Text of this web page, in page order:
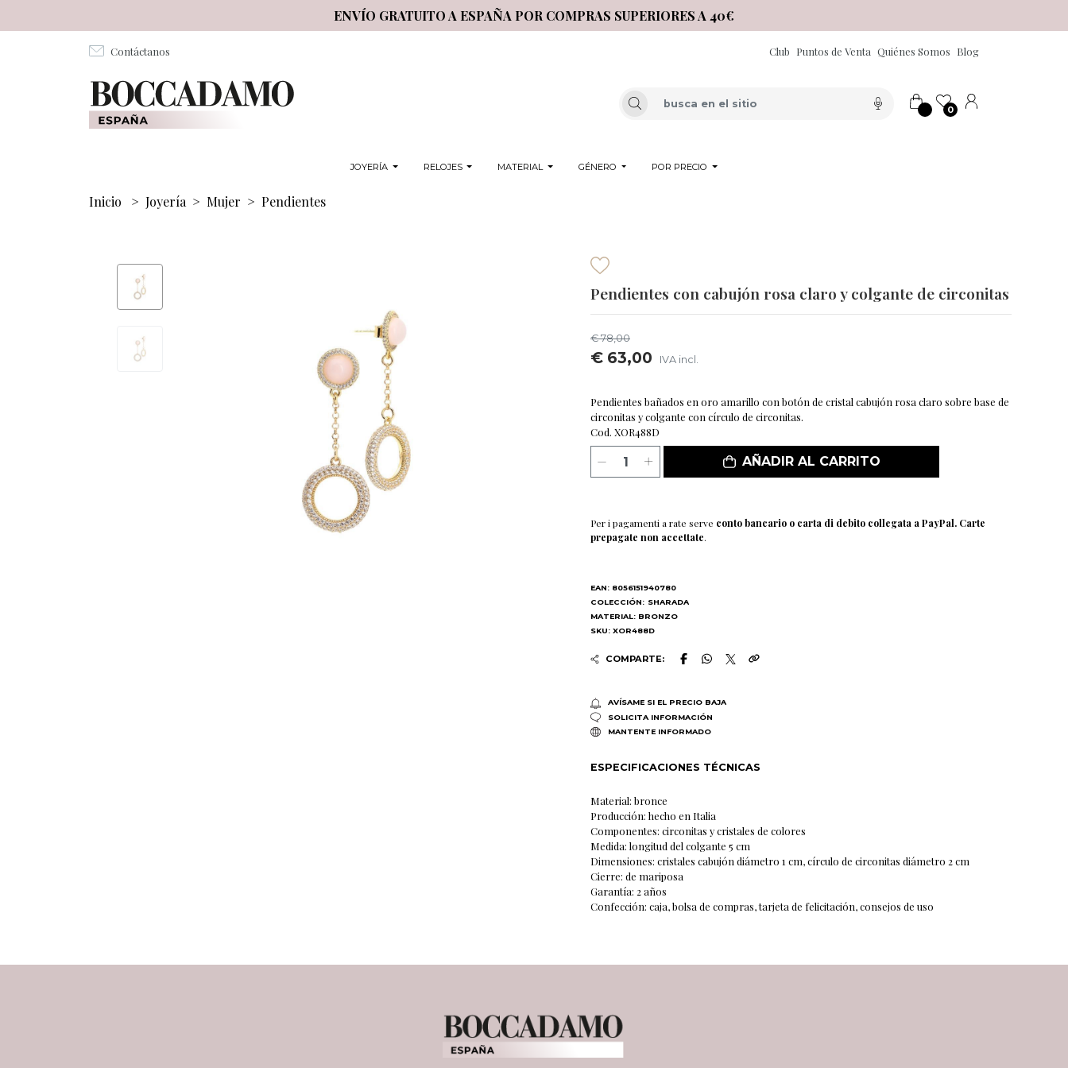
ENVÍO GRATUITO A ESPAÑA POR COMPRAS SUPERIORES A 40€
Contáctanos Club Puntos de Venta Quiénes Somos Blog
0
JOYERÍA RELOJES MATERIAL GÉNERO POR PRECIO
Inicio > Joyería > Mujer > Pendientes
Pendientes con cabujón rosa claro y colgante de circonitas
€ 78,00
€ 63,00 IVA incl.
Pendientes bañados en oro amarillo con botón de cristal cabujón rosa claro sobre base de
circonitas y colgante con círculo de circonitas.
Cod. XOR488D
AÑADIR AL CARRITO
Per i pagamenti a rate serve conto bancario o carta di debito collegata a PayPal. Carte
prepagate non accettate.
EAN: 8056151940780
COLECCIÓN: SHARADA
MATERIAL: BRONZO
SKU: XOR488D
COMPARTE:
AVÍSAME SI EL PRECIO BAJA
SOLICITA INFORMACIÓN
MANTENTE INFORMADO
ESPECIFICACIONES TÉCNICAS
Material: bronce
Producción: hecho en Italia
Componentes: circonitas y cristales de colores
Medida: longitud del colgante 5 cm
Dimensiones: cristales cabujón diámetro 1 cm, círculo de circonitas diámetro 2 cm
Cierre: de mariposa
Garantía: 2 años
Confección: caja, bolsa de compras, tarjeta de felicitación, consejos de uso